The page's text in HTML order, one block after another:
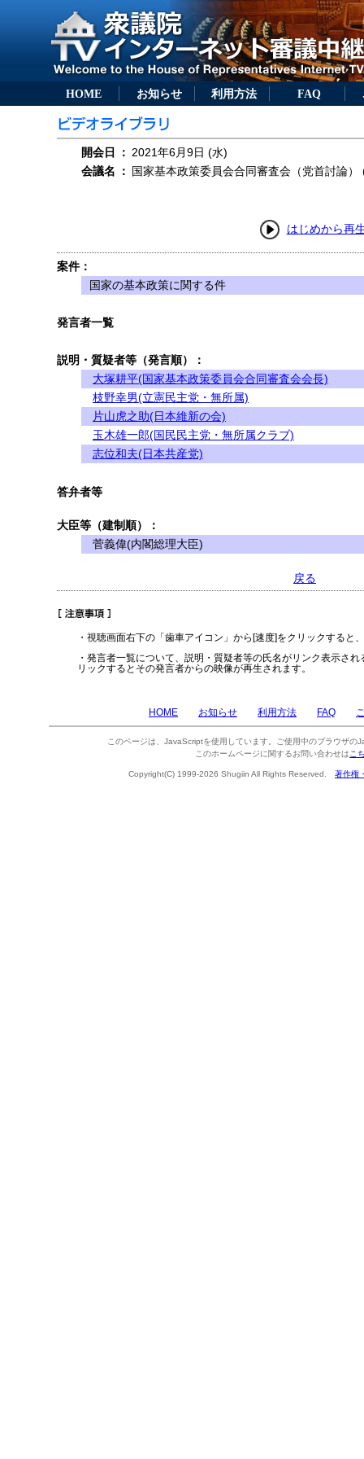
HOME お知らせ 利用方法 FAQ
開会日 ： 2021年6月9日 (水)
会議名
： 国家基本政策委員会合同審査会（党首討論）
はじめから再
案件：
国家の基本政策に関する件
発言者一覧
説明・質疑者等（発言順）：
大塚耕平(国家基本政策委員会合同審査会会長)
枝野幸男(立憲民主党・無所属)
片山虎之助(日本維新の会)
玉木雄一郎(国民民主党・無所属クラブ)
志位和夫(日本共産党)
答弁者等
大臣等（建制順）：
菅義偉(内閣総理大臣)
戻る
・視聴画面右下の「歯車アイコン」から[速度]をクリックすると
・発言者一覧について、説明・質疑者等の氏名がリンク表示さ
リックするとその発言者からの映像が再生されます。
HOME お知らせ 利用方法 FAQ
このページは、JavaScriptを使用しています。ご使用中のブラウザの
このホームページに関するお問い合わせは こ
Copyright(C) 1999-2026 Shugiin All Rights Reserved. 著作権